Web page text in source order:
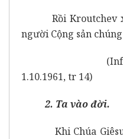
Rồi Kroutchev
người Cộng sản
(Information
1.10.1961, tr 14)
2. Ta vào đời.
Khi Chúa Giêsu